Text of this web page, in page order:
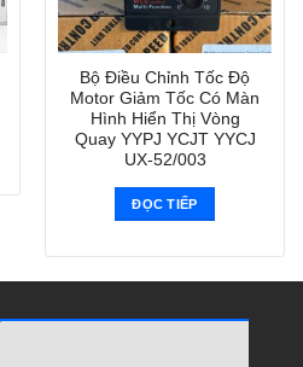
Bộ Điều Chỉnh Tốc Độ
Motor Giảm Tốc Có Màn
Hình Hiển Thị Vòng
Quay YYPJ YCJT YYCJ
UX-52/003
ĐỌC TIẾP